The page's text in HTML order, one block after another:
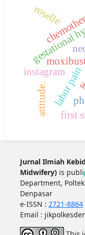
labor pain
first
instagram
attitude.
roselle
Jurnal Ilmiah
Midwifery)is
Department,
Denpasar
e-ISSN : 2721-8864
Email :